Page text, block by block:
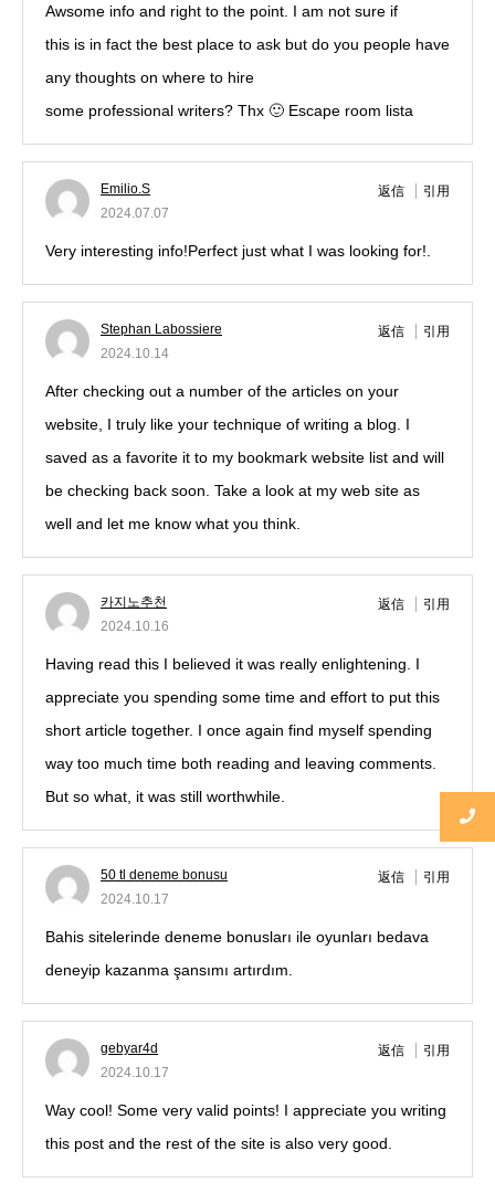
Awsome info and right to the point. I am not sure if
this is in fact the best place to ask but do you people have
any thoughts on where to hire
some professional writers? Thx 🙂 Escape room lista
Emilio.S
2024.07.07
返信 引用
Very interesting info!Perfect just what I was looking for!.
Stephan Labossiere
2024.10.14
返信 引用
After checking out a number of the articles on your
website, I truly like your technique of writing a blog. I
saved as a favorite it to my bookmark website list and will
be checking back soon. Take a look at my web site as
well and let me know what you think.
카지노추천
2024.10.16
返信 引用
Having read this I believed it was really enlightening. I
appreciate you spending some time and effort to put this
short article together. I once again find myself spending
way too much time both reading and leaving comments.
But so what, it was still worthwhile.
50 tl deneme bonusu
2024.10.17
返信 引用
Bahis sitelerinde deneme bonusları ile oyunları bedava
deneyip kazanma şansımı artırdım.
gebyar4d
2024.10.17
返信 引用
Way cool! Some very valid points! I appreciate you writing
this post and the rest of the site is also very good.